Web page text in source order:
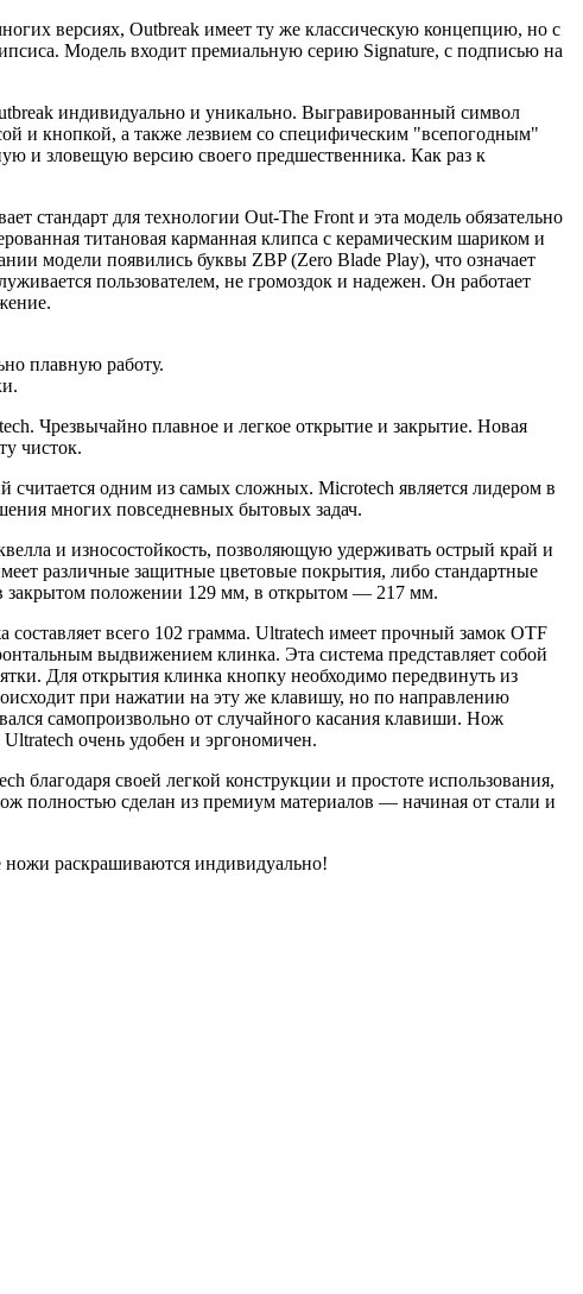
версиях, Outbreak имеет ту же классическую концепцию, но с
Модель входит премиальную серию Signature, с подписью на
индивидуально и уникально. Выгравированный символ
и кнопкой, а также лезвием со специфическим "всепогодным"
и зловещую версию своего предшественника. Как раз к
стандарт для технологии Out-The Front и эта модель обязательно
титановая карманная клипса с керамическим шариком и
модели появились буквы ZBP (Zero Blade Play), что означает
пользователем, не громоздок и надежен. Он работает
плавную работу.
Чрезвычайно плавное и легкое открытие и закрытие. Новая
чисток.
одним из самых сложных. Microtech является лидером в
многих повседневных бытовых задач.
и износостойкость, позволяющую удерживать острый край и
различные защитные цветовые покрытия, либо стандартные
закрытом положении 129 мм, в открытом — 217 мм.
всего 102 грамма. Ultratech имеет прочный замок OTF
выдвижением клинка. Эта система представляет собой
Для открытия клинка кнопку необходимо передвинуть из
при нажатии на эту же клавишу, но по направлению
самопроизвольно от случайного касания клавиши. Нож
очень удобен и эргономичен.
своей легкой конструкции и простоте использования,
полностью сделан из премиум материалов — начиная от стали и
ножи раскрашиваются индивидуально!